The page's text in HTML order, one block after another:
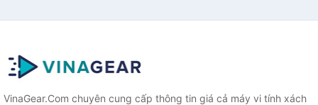
VinaGear.Com chuyên cung cấp thông tin giá cả máy vi tính xách